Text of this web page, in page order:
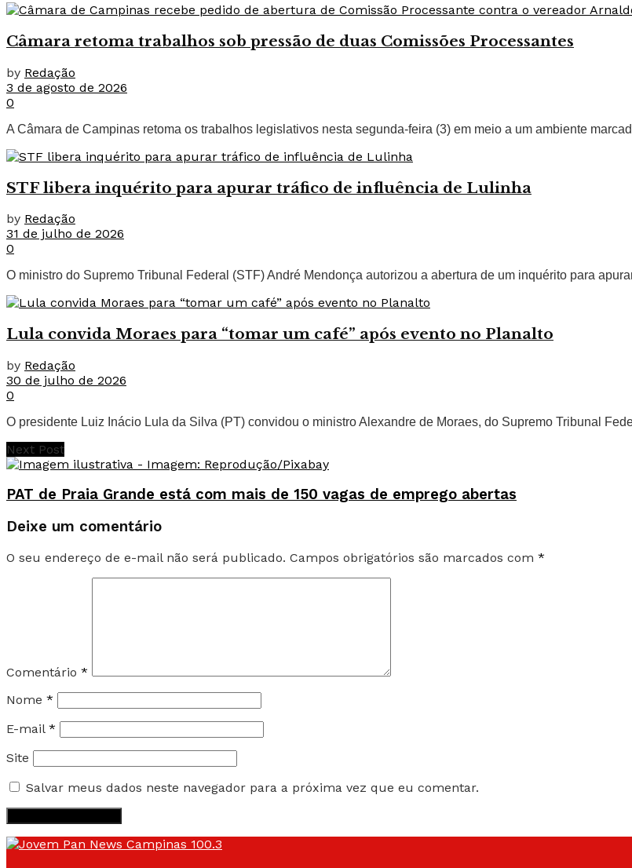
Câmara retoma trabalhos sob pressão de duas Comissões Processantes
by Redação
3 de agosto de 2026
0
A Câmara de Campinas retoma os trabalhos legislativos nesta segunda-feira (3) em meio a um ambiente
STF libera inquérito para apurar tráfico de influência de Lulinha
by Redação
31 de julho de 2026
0
O ministro do Supremo Tribunal Federal (STF) André Mendonça autorizou a abertura de um inquérito para
Lula convida Moraes para “tomar um café” após evento no Planalto
by Redação
30 de julho de 2026
0
O presidente Luiz Inácio Lula da Silva (PT) convidou o ministro Alexandre de Moraes, do Supremo Tribunal
Next Post
PAT de Praia Grande está com mais de 150 vagas de emprego abertas
Deixe um comentário
O seu endereço de e-mail não será publicado. Campos obrigatórios são marcados com *
Comentário *
Nome *
E-mail *
Site
Salvar meus dados neste navegador para a próxima vez que eu comentar.